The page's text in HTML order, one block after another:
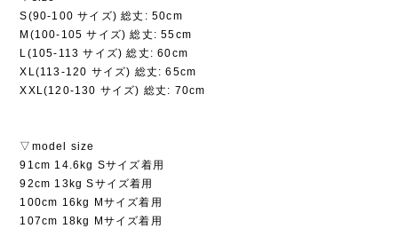
S(90-100 サイズ) 総丈: 50cm
M(100-105 サイズ) 総丈: 55cm
L(105-113 サイズ) 総丈: 60cm
XL(113-120 サイズ) 総丈: 65cm
XXL(120-130 サイズ) 総丈: 70cm
▽model size
91cm 14.6kg Sサイズ着用
92cm 13kg Sサイズ着用
100cm 16kg Mサイズ着用
107cm 18kg Mサイズ着用